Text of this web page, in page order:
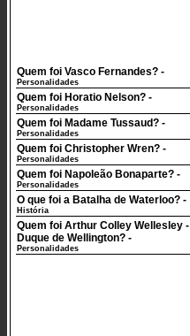
Quem foi Vasco Fernandes? -
Personalidades
Quem foi Horatio Nelson? -
Personalidades
Quem foi Madame Tussaud? -
Personalidades
Quem foi Christopher Wren? -
Personalidades
Quem foi Napoleão Bonaparte? -
Personalidades
O que foi a Batalha de Waterloo? -
História
Quem foi Arthur Colley Wellesley -
Duque de Wellington? -
Personalidades